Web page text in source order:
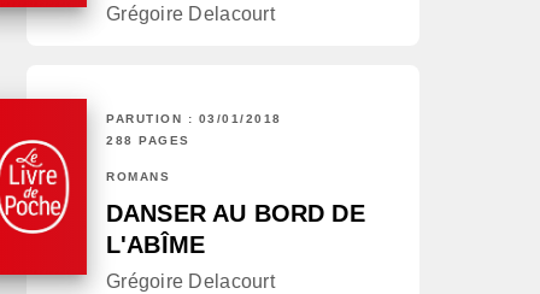
Grégoire Delacourt
PARUTION : 03/01/2018
288 PAGES
ROMANS
DANSER AU BORD DE
L'ABÎME
Grégoire Delacourt